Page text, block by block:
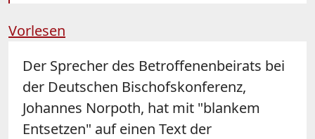
Vorlesen
Der Sprecher des Betroffenenbeirats bei
der Deutschen Bischofskonferenz,
Johannes Norpoth, hat mit "blankem
Entsetzen" auf einen Text der